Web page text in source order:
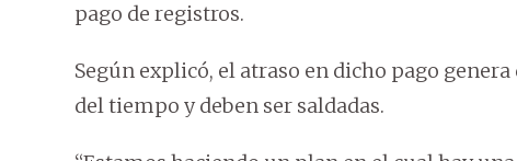
pago de registros.
Según explicó, el atraso en dicho pago
del tiempo y deben ser saldadas.